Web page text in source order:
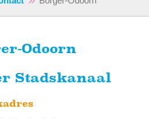
Odoorn
Stadskanaal